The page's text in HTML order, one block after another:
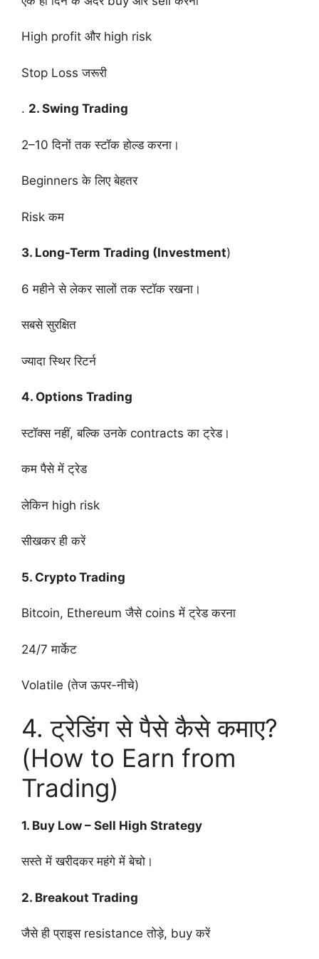
High profit और high risk
Stop Loss जरूरी
. 2. Swing Trading
2–10 दिनों तक स्टॉक होल्ड करना।
Beginners के लिए बेहतर
Risk कम
3. Long-Term Trading (Investment)
6 महीने से लेकर सालों तक स्टॉक रखना।
सबसे सुरक्षित
ज्यादा स्थिर रिटर्न
4. Options Trading
स्टॉक्स नहीं, बल्कि उनके contracts का ट्रेड।
कम पैसे में ट्रेड
लेकिन high risk
सीखकर ही करें
5. Crypto Trading
Bitcoin, Ethereum जैसे coins में ट्रेड करना
24/7 मार्केट
Volatile (तेज ऊपर-नीचे)
4. ट्रेडिंग से पैसे कैसे कमाए?
(How to Earn from
Trading)
1. Buy Low – Sell High Strategy
सस्ते में खरीदकर महंगे में बेचो।
2. Breakout Trading
जैसे ही प्राइस resistance तोड़े, buy करें